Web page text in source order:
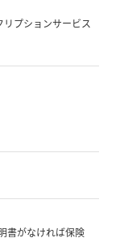
プションサービス
書がなければ保険